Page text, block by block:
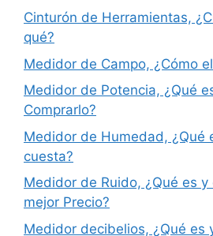
Cinturón de Herramientas,
qué?
Medidor de Campo, ¿Cómo
Medidor de Potencia, ¿Qué
Comprarlo?
Medidor de Humedad, ¿Qué
cuesta?
Medidor de Ruido, ¿Qué es y
mejor Precio?
Medidor decibelios, ¿Qué es